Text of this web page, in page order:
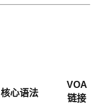
核心语法
VOA
链接